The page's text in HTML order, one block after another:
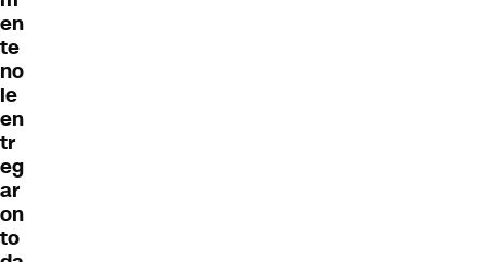
en
te
no
le
en
tr
eg
ar
on
to